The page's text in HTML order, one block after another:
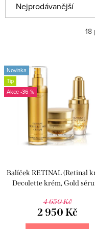
ý
s
p
r
k
a
n
í
p
u
Nejprodávanější
Abecedně
18
Novinka
Tip
-36 %
Balíček RETINAL (Retinal
Decolette krém, Gold
4 650 Kč
2 950 Kč